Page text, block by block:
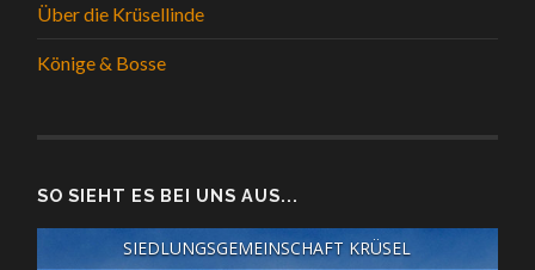
Über die Krüsellinde
Könige & Bosse
SO SIEHT ES BEI UNS AUS...
SIEDLUNGSGEMEINSCHAFT KRÜSEL